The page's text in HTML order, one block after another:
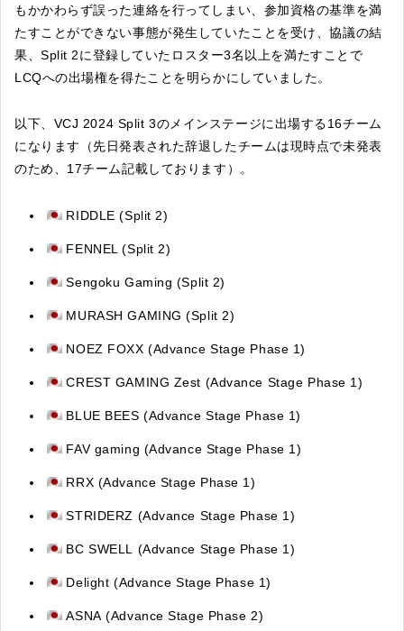
もかかわらず誤った連絡を行ってしまい、参加資格の基準を満
たすことができない事態が発生していたことを受け、協議の結
果、Split 2に登録していたロスター3名以上を満たすことで
LCQへの出場権を得たことを明らかにしていました。
以下、VCJ 2024 Split 3のメインステージに出場する16チーム
になります（先日発表された辞退したチームは現時点で未発表
のため、17チーム記載しております）。
RIDDLE (Split 2)
FENNEL (Split 2)
Sengoku Gaming (Split 2)
MURASH GAMING (Split 2)
NOEZ FOXX (Advance Stage Phase 1)
CREST GAMING Zest (Advance Stage Phase 1)
BLUE BEES (Advance Stage Phase 1)
FAV gaming (Advance Stage Phase 1)
RRX (Advance Stage Phase 1)
STRIDERZ (Advance Stage Phase 1)
BC SWELL (Advance Stage Phase 1)
Delight (Advance Stage Phase 1)
ASNA (Advance Stage Phase 2)